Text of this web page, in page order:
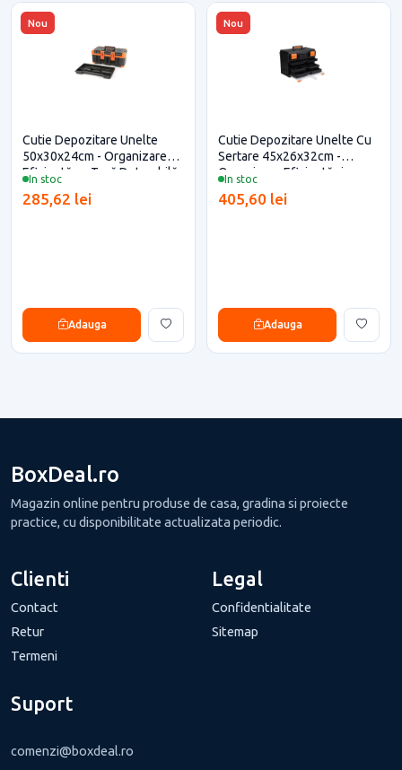
Nou
In stoc
Cutie Depozitare Unelte
50x30x24cm - Organizare
Eficientă cu Tavă Detașabilă
285,62 lei
Adauga
Nou
In stoc
Cutie Depozitare Unelte Cu
Sertare 45x26x32cm -
Organizare Eficientă și
405,60 lei
Adauga
BoxDeal.ro
Magazin online pentru produse de casa, gradina si proiecte
practice, cu disponibilitate actualizata periodic.
Clienti
Contact
Retur
Termeni
Legal
Confidentialitate
Sitemap
Suport
comenzi@boxdeal.ro